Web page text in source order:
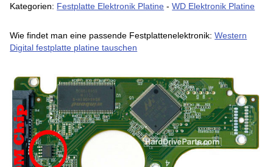
Kategorien: Festplatte Elektronik Platine -WD Elektronik Platine
Wie findet man eine passende Festplattenelektronik:Western
Digital festplatte platine tauschen